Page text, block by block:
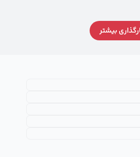
بیشتر